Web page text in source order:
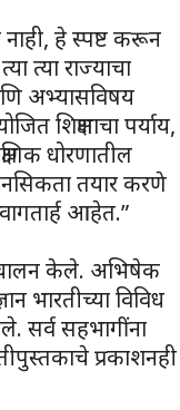
नाही, हे स्पष्ट करून
त्या राज्याचा
अभ्यासविषय
शिक्षणाचा पर्याय,
धोरणातील
तयार करणे
आहेत.”
केले. अभिषेक
भारतीच्या विविध
सर्व सहभागींना
प्रकाशनही